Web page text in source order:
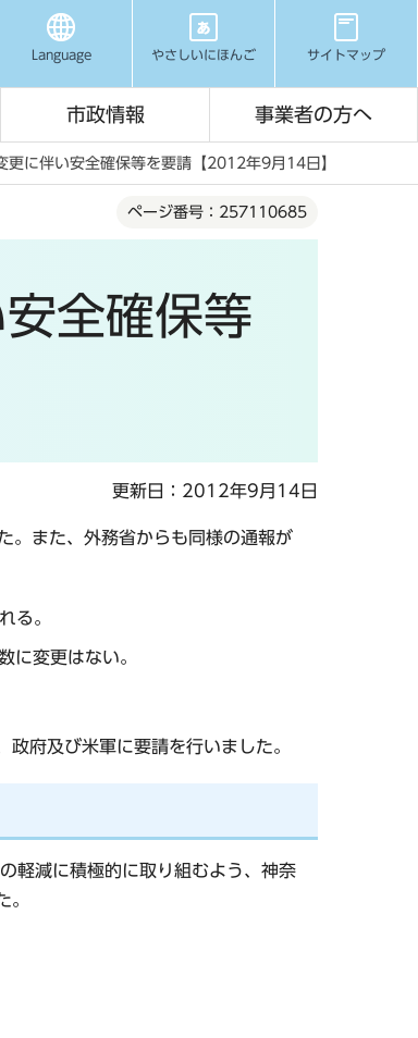
Language やさしいにほんご サイトマップ
市政情報 事業者の方へ
更に伴い安全確保等を要請【2012年9月14日】
ページ番号：257110685
全確保等
更新日：2012年9月14日
。また、外務省からも同様の通報が
る。
に変更はない。
府及び米軍に要請を行いました。
軽減に積極的に取り組むよう、神奈
。